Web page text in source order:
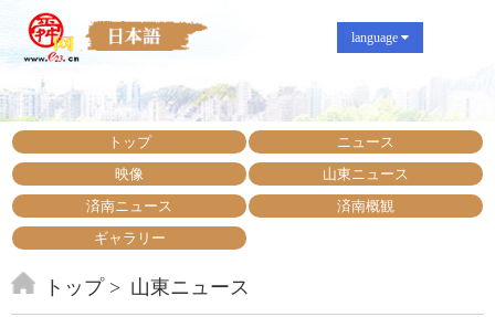
language
トップ
ニュース
映像
山東ニュース
済南ニュース
済南概観
ギャラリー
トップ 山東ニュース